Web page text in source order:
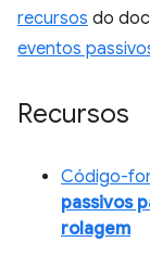
recursos do
eventos
Recursos
Código-
passivos
rolagem